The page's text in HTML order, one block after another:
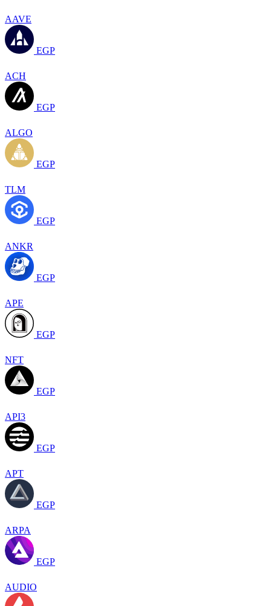
AAVE
EGP
ACH
EGP
ALGO
EGP
TLM
EGP
ANKR
EGP
APE
EGP
NFT
EGP
API3
EGP
APT
EGP
ARPA
EGP
AUDIO